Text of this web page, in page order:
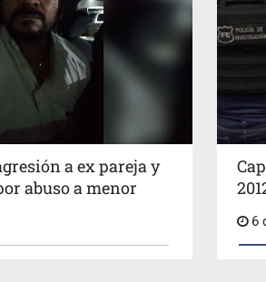
a ex pareja y
abuso a menor
6